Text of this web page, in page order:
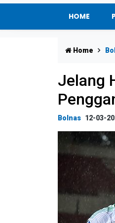
HOME
Home
Jelang
Bolnas 12-03-